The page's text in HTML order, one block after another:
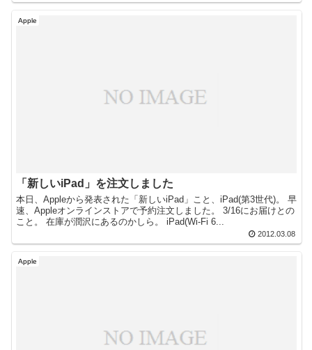
Apple
「新しいiPad」を注文しました
本日、Appleから発表された「新しいiPad」こと、iPad(第3世代)。 早
速、Appleオンラインストアで予約注文しました。 3/16にお届けとの
こと。 在庫が潤沢にあるのかしら。 iPad(Wi-Fi 6...
2012.03.08
Apple